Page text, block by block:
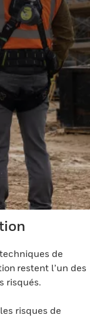
de
restent l’un des
risqués.
risques de